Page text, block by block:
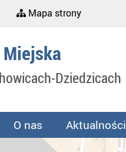
Mapa strony
Dziedzicach
O nas Aktualności